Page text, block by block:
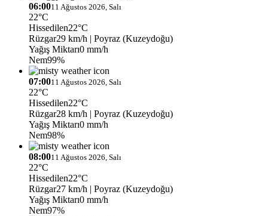
06:0011 Ağustos 2026, Salı
22°C
Hissedilen22°C
Rüzgar29 km/h | Poyraz (Kuzeydoğu)
Yağış Miktarı0 mm/h
Nem99%
07:0011 Ağustos 2026, Salı
22°C
Hissedilen22°C
Rüzgar28 km/h | Poyraz (Kuzeydoğu)
Yağış Miktarı0 mm/h
Nem98%
08:0011 Ağustos 2026, Salı
22°C
Hissedilen22°C
Rüzgar27 km/h | Poyraz (Kuzeydoğu)
Yağış Miktarı0 mm/h
Nem97%